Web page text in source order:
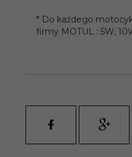
* Do każdego
firmy MOTUL : 5W,